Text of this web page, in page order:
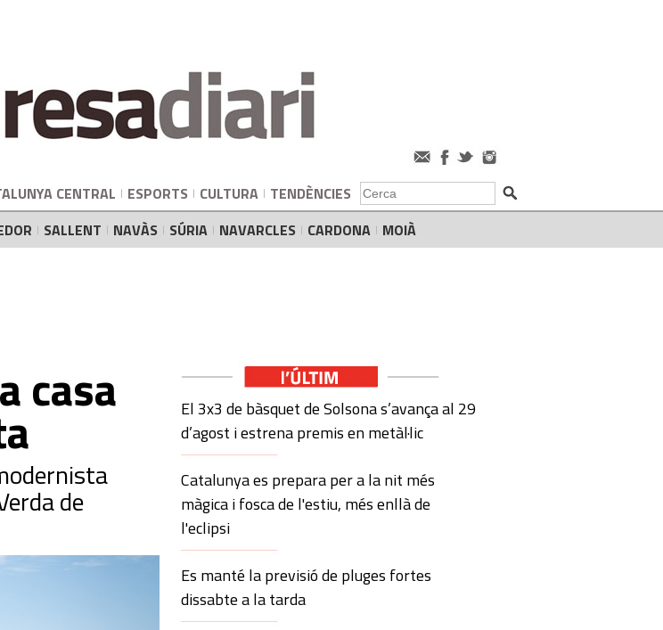
CENTRAL ESPORTS CULTURA TENDÈNCIES
SALLENT NAVÀS SÚRIA NAVARCLES CARDONA MOIÀ
casa
de
El 3x3 de bàsquet de Solsona s’avança al 29
d’agost i estrena premis en metàl·lic
Catalunya es prepara per a la nit més
màgica i fosca de l'estiu, més enllà de
l'eclipsi
Es manté la previsió de pluges fortes
dissabte a la tarda